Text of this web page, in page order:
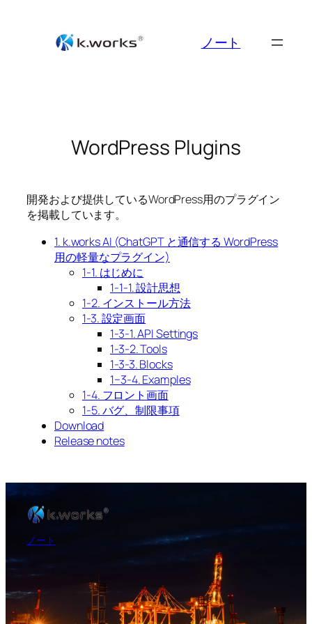
ノート
WordPress Plugins
開発および提供しているWordPress用のプラグイン
を掲載しています。
1. k.works AI (ChatGPT と通信する WordPress
用の軽量なプラグイン)
1-1. はじめに
1-1-1. 設計思想
1-2. インストール方法
1-3. 設定画面
1-3-1. API Settings
1-3-2. Tools
1-3-3. Blocks
1−3-4. Examples
1-4. フロント画面
1-5. バグ、制限事項
Download
Release notes
ノート